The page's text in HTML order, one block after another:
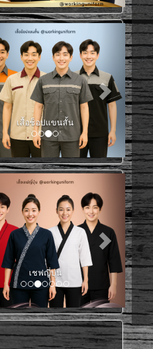
ช็อปแขนยาว
เชฟญี่ปุ่น